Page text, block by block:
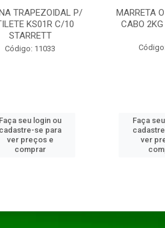
TRAPEZOIDAL P/
KS01R C/10
STARRETT
Código: 11033
Faça seu login ou
cadastre-se para
ver preços e
comprar
MARRETA
CABO
Faça
ver